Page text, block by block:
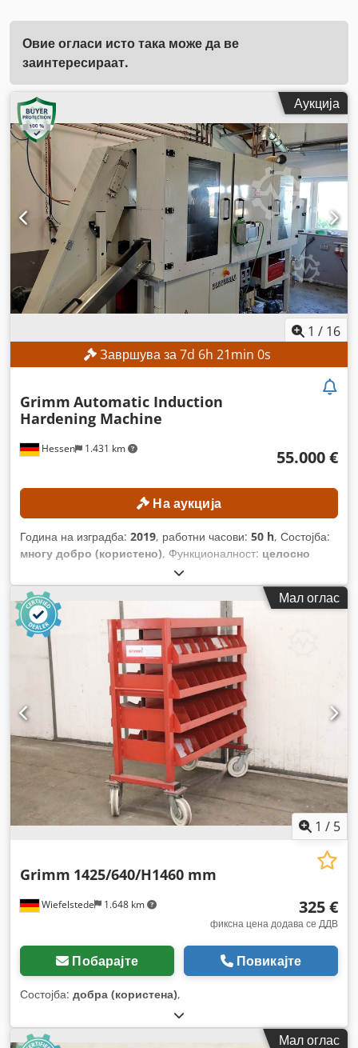
Овие огласи исто така може да ве
заинтересираат.
Аукција
1 / 16
Завршува за7d 6h 20min 59s
Hessen 1.431 km
Grimm Automatic Induction
Hardening Machine
55.000 €
На аукција
Година на изградба: 2019, работни часови: 50 h, Состојба:
многу добро (користено), Функционалност: целосно
Мал оглас
1 / 5
Wiefelstede 1.648 km
Grimm 1425/640/H1460 mm
325 €
фиксна цена додава се ДДВ
Побарајте Повикајте
Состојба: добра (користена),
Мал оглас